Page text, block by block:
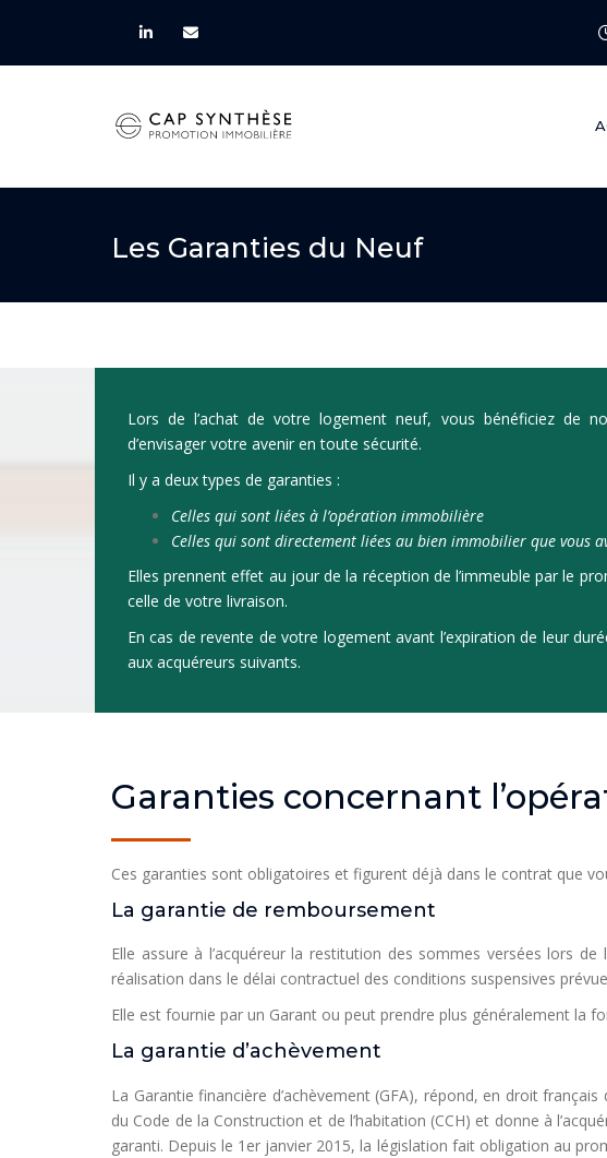
Les Garanties du Neuf
Lors de l’achat de votre logement neuf, vous bénéficiez de
d’envisager votre avenir en toute sécurité.
Il y a deux types de garanties :
Celles qui sont liées à l’opération immobilière
Celles qui sont directement liées au bien immobilier que vous
Elles prennent effet au jour de la réception de l’immeuble par le
celle de votre livraison.
En cas de revente de votre logement avant l’expiration de leur
aux acquéreurs suivants.
Garanties concernant
Ces garanties sont obligatoires et figurent déjà dans le contrat que
La garantie de remboursement
Elle assure à l’acquéreur la restitution des sommes versées lors
réalisation dans le délai contractuel des conditions suspensives
Elle est fournie par un Garant ou peut prendre plus généralement la
La garantie d’achèvement
La Garantie financière d’achèvement (GFA), répond, en droit français
du Code de la Construction et de l’habitation (CCH) et donne à
garanti. Depuis le 1er janvier 2015, la législation fait obligation au